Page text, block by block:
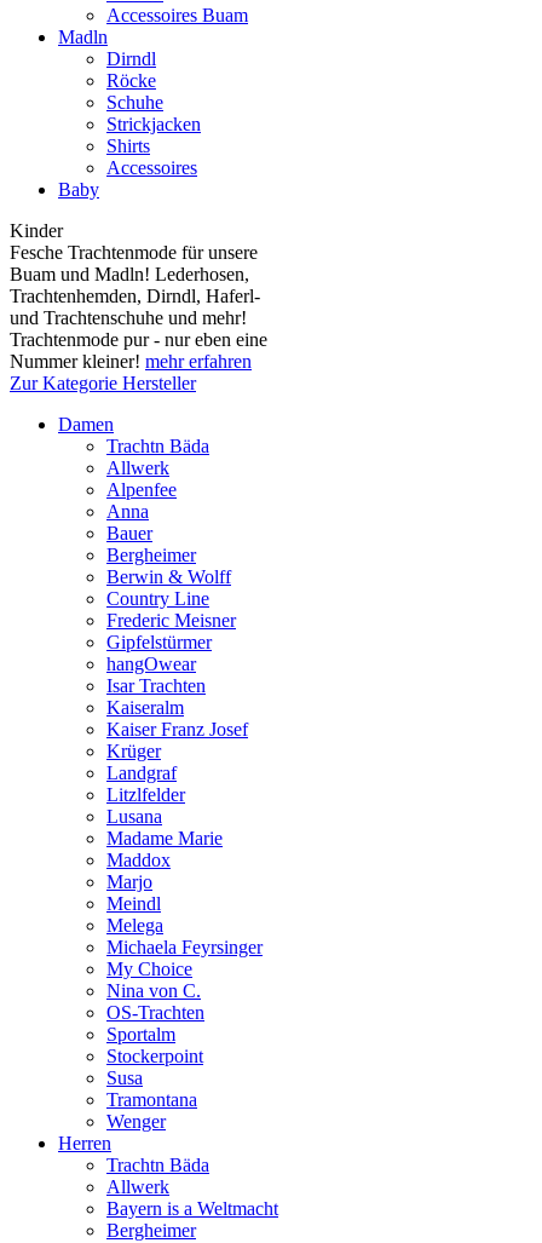
Accessoires Buam
Madln
Dirndl
Röcke
Schuhe
Strickjacken
Shirts
Accessoires
Baby
Kinder
Fesche Trachtenmode für unsere
Buam und Madln! Lederhosen,
Trachtenhemden, Dirndl, Haferl-
und Trachtenschuhe und mehr!
Trachtenmode pur - nur eben eine
Nummer kleiner! mehr erfahren
Zur Kategorie Hersteller
Damen
Trachtn Bäda
Allwerk
Alpenfee
Anna
Bauer
Bergheimer
Berwin & Wolff
Country Line
Frederic Meisner
Gipfelstürmer
hangOwear
Isar Trachten
Kaiseralm
Kaiser Franz Josef
Krüger
Landgraf
Litzlfelder
Lusana
Madame Marie
Maddox
Marjo
Meindl
Melega
Michaela Feyrsinger
My Choice
Nina von C.
OS-Trachten
Sportalm
Stockerpoint
Susa
Tramontana
Wenger
Herren
Trachtn Bäda
Allwerk
Bayern is a Weltmacht
Bergheimer